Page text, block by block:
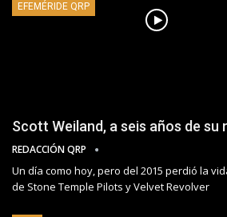
EFEMÉRIDE QRP
Scott Weiland, a seis años de su
REDACCIÓN QRP
Un día como hoy, pero del 2015 perdió la
de Stone Temple Pilots y Velvet Revolver